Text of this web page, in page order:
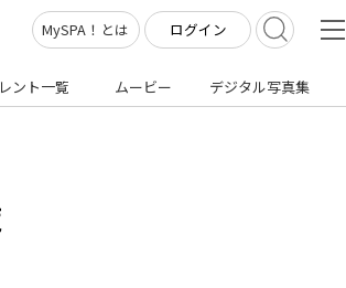
MySPA！とは ログイン
ント一覧 ムービー デジタル写真集